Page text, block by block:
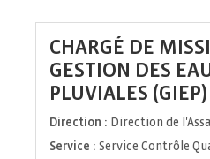
CHARGÉ DE
GESTION DES
PLUVIALES
Direction : Direction de
Service : Service Contrôle